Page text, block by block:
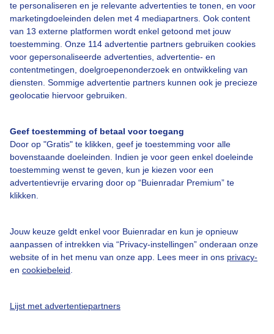
te personaliseren en je relevante advertenties te tonen, en voor
marketingdoeleinden delen met 4 mediapartners. Ook content
van 13 externe platformen wordt enkel getoond met jouw
toestemming. Onze 114 advertentie partners gebruiken cookies
voor gepersonaliseerde advertenties, advertentie- en
contentmetingen, doelgroepenonderzoek en ontwikkeling van
diensten. Sommige advertentie partners kunnen ook je precieze
geolocatie hiervoor gebruiken.
Geef toestemming of betaal voor toegang
Door op "Gratis" te klikken, geef je toestemming voor alle
bovenstaande doeleinden. Indien je voor geen enkel doeleinde
toestemming wenst te geven, kun je kiezen voor een
advertentievrije ervaring door op “Buienradar Premium” te
klikken.
Jouw keuze geldt enkel voor Buienradar en kun je opnieuw
aanpassen of intrekken via “Privacy-instellingen” onderaan onze
website of in het menu van onze app. Lees meer in ons privacy-
en cookiebeleid
Lijst met advertentiepartners
Over Buienradar
Bedrijfsgegevens
Contact
Toegankelijkheid
Gebruikersvoorwaarden
Adverteren
Privacy beleid
Cookie beleid